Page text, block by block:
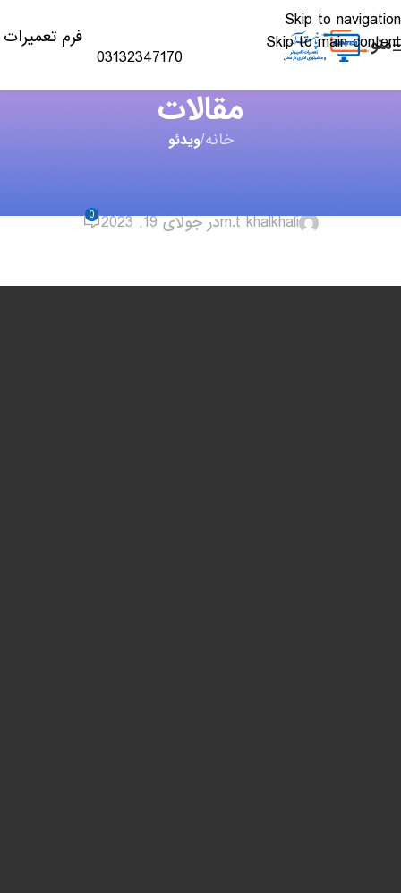
Skip to navigation
Skip to main content
منو
03132347170
فرم تعمیرات
مقالات
خانه/ویدئو
m.t khalkhaliدر جولای 19, 2023 0